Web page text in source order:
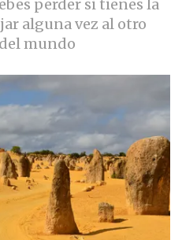
perder si tienes la
alguna vez al otro
mundo